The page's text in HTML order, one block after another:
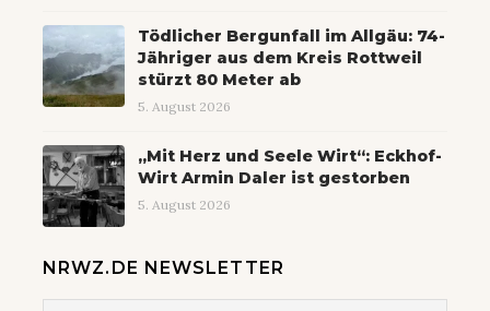
Tödlicher Bergunfall im Allgäu: 74-
Jähriger aus dem Kreis Rottweil
stürzt 80 Meter ab
5. August 2026
„Mit Herz und Seele Wirt“: Eckhof-
Wirt Armin Daler ist gestorben
5. August 2026
NRWZ.DE NEWSLETTER